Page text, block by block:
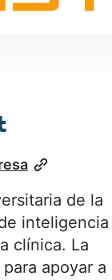
de la
inteligencia
clínica. La
apoyar a